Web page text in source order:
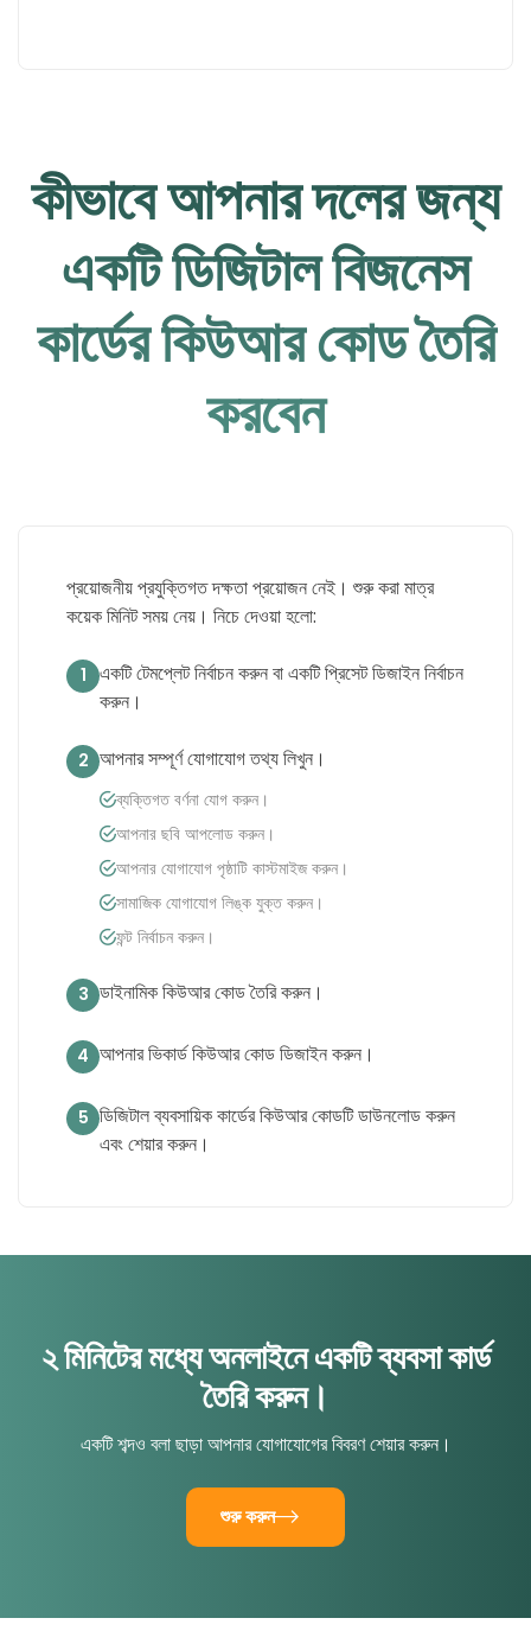
কীভাবে আপনার দলের জন্য
একটি ডিজিটাল বিজনেস
কার্ডের কিউআর কোড তৈরি
করবেন
প্রয়োজনীয় প্রযুক্তিগত দক্ষতা প্রয়োজন নেই। শুরু করা মাত্র
কয়েক মিনিট সময় নেয়। নিচে দেওয়া হলো:
1 একটি টেমপ্লেট নির্বাচন করুন বা একটি প্রিসেট ডিজাইন নির্বাচন
করুন।
2 আপনার সম্পূর্ণ যোগাযোগ তথ্য লিখুন।
ব্যক্তিগত বর্ণনা যোগ করুন।
আপনার ছবি আপলোড করুন।
আপনার যোগাযোগ পৃষ্ঠাটি কাস্টমাইজ করুন।
সামাজিক যোগাযোগ লিঙ্ক যুক্ত করুন।
ফন্ট নির্বাচন করুন।
3 ডাইনামিক কিউআর কোড তৈরি করুন।
4 আপনার ভিকার্ড কিউআর কোড ডিজাইন করুন।
5 ডিজিটাল ব্যবসায়িক কার্ডের কিউআর কোডটি ডাউনলোড করুন
এবং শেয়ার করুন।
২ মিনিটের মধ্যে অনলাইনে একটি ব্যবসা কার্ড
তৈরি করুন।
একটি শব্দও বলা ছাড়া আপনার যোগাযোগের বিবরণ শেয়ার করুন।
শুরু করুন